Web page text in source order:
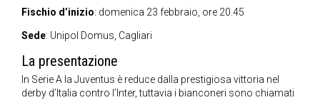
Fischio d’inizio: domenica 23 febbraio, ore 20.45
Sede: Unipol Domus, Cagliari
La presentazione
In Serie A la Juventus è reduce dalla prestigiosa vittoria nel
derby d’Italia contro l’Inter, tuttavia i bianconeri sono chiamati